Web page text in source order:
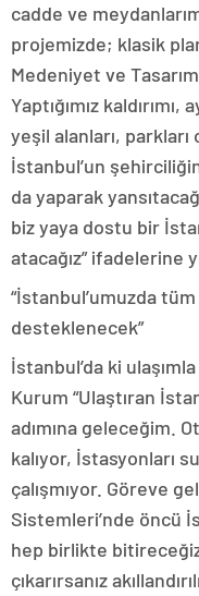
cadde ve
projemizde; klasik
Medeniyet ve
Yaptığımız
yeşil alanları,
İstanbul’un
da yaparak
biz yaya dostu bir
atacağız” ifadelerine
“İstanbul’umuzda
desteklenecek”
İstanbul’da ki
Kurum “Ulaştıran
adımına geleceğim.
kalıyor, İstasyonları
çalışmıyor. Göreve
Sistemleri’nde öncü
hep birlikte
çıkarırsanız